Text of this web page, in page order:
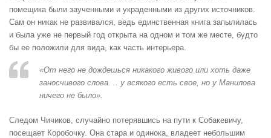
помещика были заученными и украденными из других источников.
Сам он никак не развивался, ведь единственная книга запылилась
и была уже не первый год открыта на одном и том же месте, будто
бы ее положили для вида, как часть интерьера.
«От него не дождешься никакого живого или хоть даже
заносчивого слова. .. у всякого есть свое, но у Манилова
ничего не было».
Следом Чичиков, случайно потерявшись на пути к Собакевичу,
посещает Коробочку. Она стара и одинока, владеет небольшим